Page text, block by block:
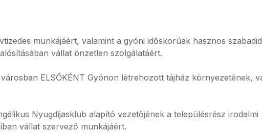
munkájáért, valamint a gyóni időskorúak hasznos
vállat önzetlen szolgálatáért.
ELSŐKÉNT Gyónon létrehozott tájház környezetének,
Nyugdíjasklub alapító vezetőjének a településrész irodalmi
vállat szervező munkájáért.